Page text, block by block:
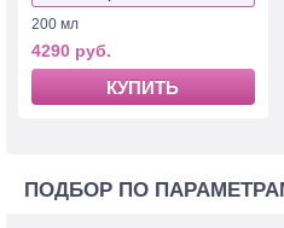
200 мл
4290 руб.
КУПИТЬ
ПОДБОР ПО